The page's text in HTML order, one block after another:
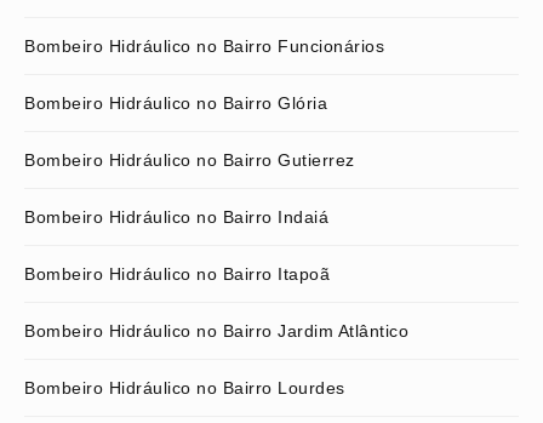
Bombeiro Hidráulico no Bairro Funcionários
Bombeiro Hidráulico no Bairro Glória
Bombeiro Hidráulico no Bairro Gutierrez
Bombeiro Hidráulico no Bairro Indaiá
Bombeiro Hidráulico no Bairro Itapoã
Bombeiro Hidráulico no Bairro Jardim Atlântico
Bombeiro Hidráulico no Bairro Lourdes